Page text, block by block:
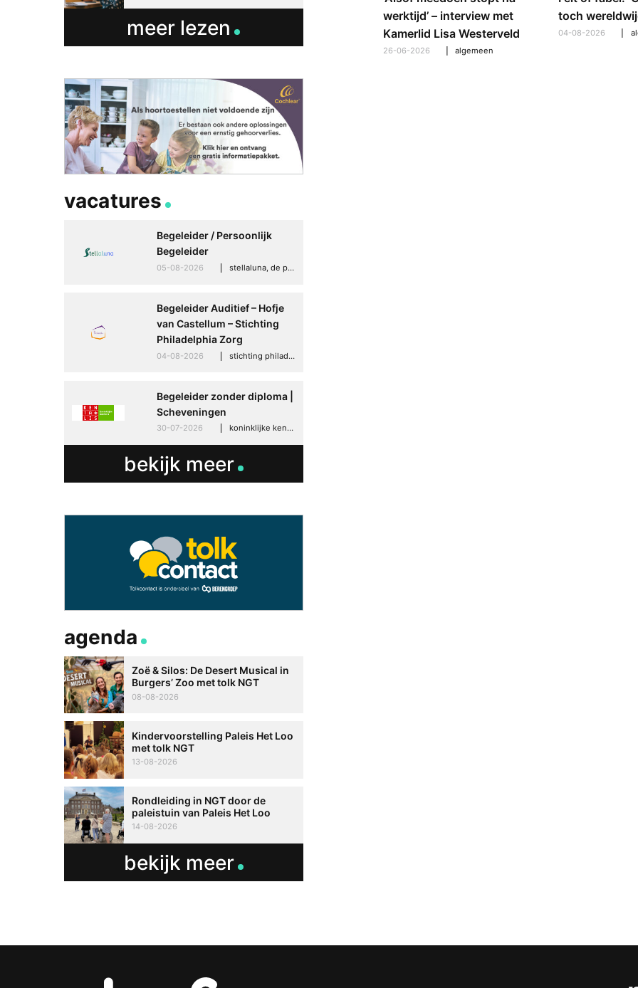
toch
04-08-2026
Speaksee Imelda helpt om te
groeien in haar werk
werktijd’ – interview met
Kamerlid Lisa Westerveld
26-06-2026 algemeen
meer lezen
vacatures
Begeleider / Persoonlijk
Begeleider
05-08-2026 stellaluna, de punt (drenthe)
Begeleider Auditief – Hofje
van Castellum – Stichting
Philadelphia Zorg
04-08-2026 stichting philadelphia zorg, den haag
Begeleider zonder diploma |
Scheveningen
30-07-2026 koninklijke kentalis, scheveningen
bekijk meer
agenda
Zoë & Silos: De Desert Musical in
Burgers’ Zoo met tolk NGT
08-08-2026
Kindervoorstelling Paleis Het Loo
met tolk NGT
13-08-2026
Rondleiding in NGT door de
paleistuin van Paleis Het Loo
14-08-2026
bekijk meer